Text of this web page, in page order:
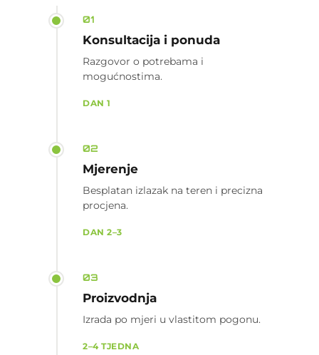
01
Konsultacija i ponuda
Razgovor o potrebama i
mogućnostima.
DAN 1
02
Mjerenje
Besplatan izlazak na teren i precizna
procjena.
DAN 2–3
03
Proizvodnja
Izrada po mjeri u vlastitom pogonu.
2–4 TJEDNA